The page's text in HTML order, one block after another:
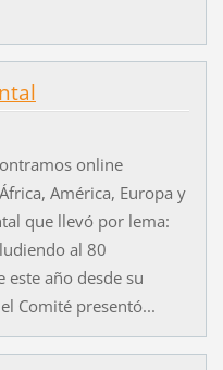
online
América, Europa y
que llevó por lema:
al 80
este año desde su
Comité presentó...